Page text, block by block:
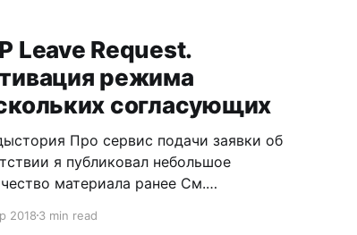
Leave Request.
режима
согласующих
сервис подачи заявки об
я публиковал небольшое
материала ранее См.
Взгляд изнутри См. заметку
20183 min read